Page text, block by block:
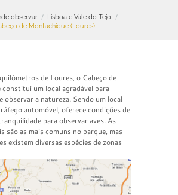
observar
Lisboa e Vale do Tejo
de Montachique (Loures)
de Loures, o Cabeço de
um local agradável para
observar a natureza. Sendo um local
automóvel, oferece condições de
para observar aves. As
são as mais comuns no parque, mas
existem diversas espécies de zonas